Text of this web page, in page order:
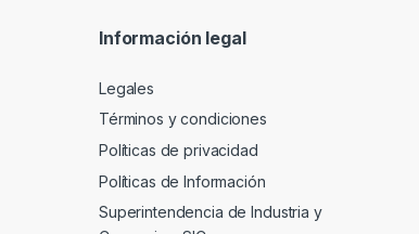
Información legal
Legales
Términos y condiciones
Políticas de privacidad
Políticas de Información
Superintendencia de Industria y